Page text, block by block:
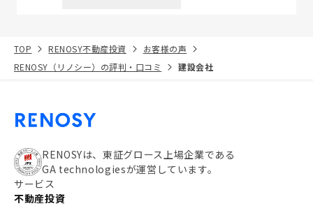
TOP RENOSY不動産投資
お客様の声
RENOSY（リノシー）の評判・口コミ
建設会社
RENOSYは、東証グロース上場企業である
GA technologiesが運営しています。
サービス
不動産投資